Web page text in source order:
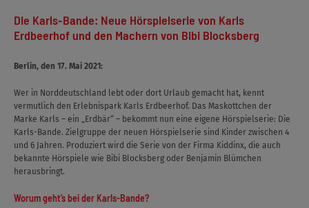
Die Karls-Bande: Neue Hörspielserie von Karls
Erdbeerhof und den Machern von Bibi Blocksberg
Berlin, den 17. Mai 2021:
Wer in Norddeutschland lebt oder dort Urlaub gemacht hat, kennt
vermutlich den Erlebnispark Karls Erdbeerhof. Das Maskottchen der
Marke Karls – ein „Erdbär“ – bekommt nun eine eigene Hörspielserie: Die
Karls-Bande. Zielgruppe der neuen Hörspielserie sind Kinder zwischen 4
und 6 Jahren. Produziert wird die Serie von der Firma Kiddinx, die auch
bekannte Hörspiele wie Bibi Blocksberg oder Benjamin Blümchen
herausbringt.
Worum geht’s bei der Karls-Bande?